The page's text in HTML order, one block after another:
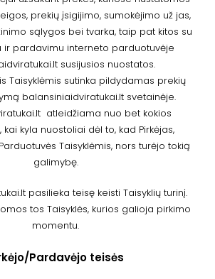
prekių įsigijimo, sumokėjimo už jas,
sąlygos bei tvarka, taip pat kitos su
ir pardavimu interneto parduotuvėje
susijusios nuostatos.
Taisyklėmis sutinka pildydamas prekių
balansiniaidviratukai.lt svetainėje.
atleidžiama nuo bet kokios
kyla nuostoliai dėl to, kad Pirkėjas,
Taisyklėmis, nors turėjo tokią
galimybę.
pasilieka teisę keisti Taisyklių turinį.
tos Taisyklės, kurios galioja pirkimo
momentu.
Pardavėjo teisės